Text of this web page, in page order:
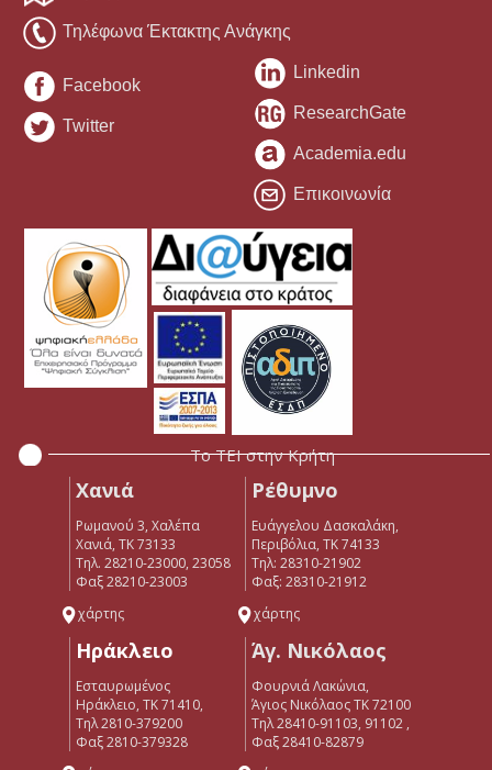
Τηλέφωνα Έκτακτης Ανάγκης
Facebook
Twitter
Linkedin
ResearchGate
Academia.edu
Επικοινωνία
Το ΤΕΙ στην Κρήτη
Χανιά
Ρωμανού 3, Χαλέπα
Χανιά, ΤΚ 73133
Τηλ. 28210-23000, 23058
Φαξ 28210-23003
χάρτης
Ρέθυμνο
Ευάγγελου Δασκαλάκη,
Περιβόλια, ΤΚ 74133
Tηλ: 28310-21902
Φαξ: 28310-21912
χάρτης
Ηράκλειο
Εσταυρωμένος
Ηράκλειο, ΤΚ 71410,
Τηλ 2810-379200
Φαξ 2810-379328
Άγ. Νικόλαος
Φουρνιά Λακώνια,
Άγιος Νικόλαος ΤΚ 72100
Τηλ 28410-91103, 91102 ,
Φαξ 28410-82879